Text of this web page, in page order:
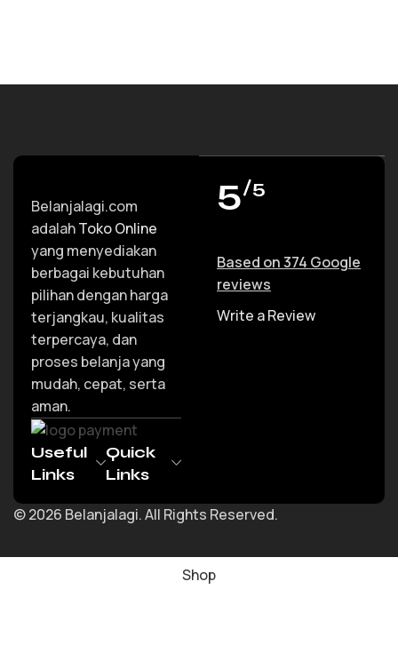
Belanjalagi.com
adalahToko Online
yang menyediakan
berbagai kebutuhan
pilihan dengan harga
terjangkau, kualitas
terpercaya, dan
proses belanja yang
mudah, cepat, serta
aman.
Useful
Links
Quick
Links
5/5
Based on 374 Google
reviews
Write a Review
© 2026 Belanjalagi. All Rights Reserved.
Shop